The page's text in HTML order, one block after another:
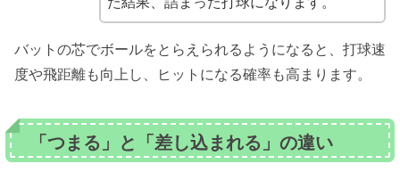
バットの芯でボールをとらえられるようになると、打球速
度や飛距離も向上し、ヒットになる確率も高まります。
「つまる」と「差し込まれる」の違い